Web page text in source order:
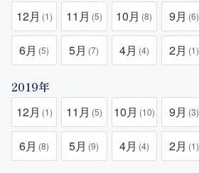
12月 (1) 11月 (5) 10月 (8) 9月 (6)
6月 (5) 5月 (7) 4月 (4) 2月 (1)
2019年
12月 (1) 11月 (5) 10月 (10) 9月 (3)
6月 (8) 5月 (9) 4月 (4) 2月 (1)